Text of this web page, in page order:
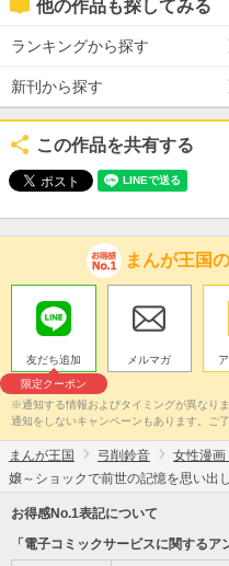
他の作品も探してみる
ランキングから探す
新刊から探す
この作品を共有する
まんが王国
友だち追加
限定クーポン
メルマガ
※通知する情報およびタイミングが異なり
通知をしないキャンペーンもあります。ご了
まんが王国 弓削鈴音 女性漫画
嬢～ショックで前世の記憶を思い出
お得感No.1表記について
「電子コミックサービスに関するア